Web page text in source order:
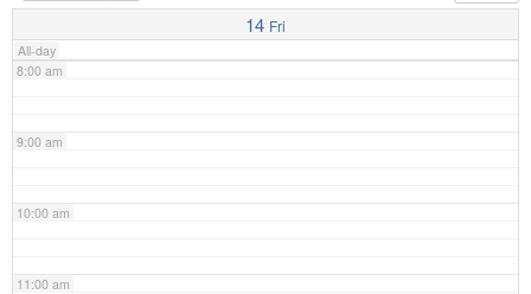
14 Fri
All-day
8:00 am
9:00 am
10:00 am
11:00 am